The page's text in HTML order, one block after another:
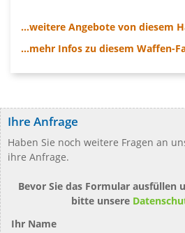
...weitere Angebote von diesem
...mehr Infos zu diesem Waffen-
Ihre Anfrage
Haben Sie noch weitere Fragen an
ihre Anfrage.
Bevor Sie das Formular ausfüllen
bitte unsere
Ihr Name